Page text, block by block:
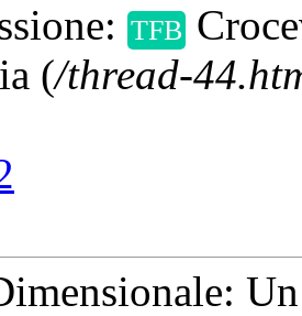
TFB
(/thread-